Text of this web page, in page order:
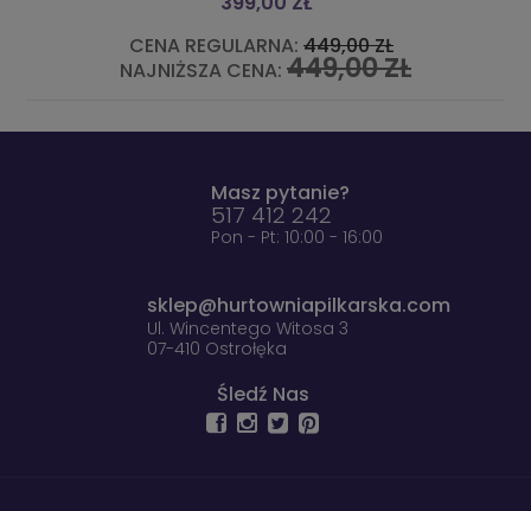
CENA REGULARNA: 449,00 ZŁ
NAJNIŻSZA CENA: 449,00 ZŁ
Masz pytanie?
517 412 242
Pon - Pt: 10:00 - 16:00
sklep@hurtowniapilkarska.com
Ul. Wincentego Witosa 3
07-410 Ostrołęka
Śledź Nas